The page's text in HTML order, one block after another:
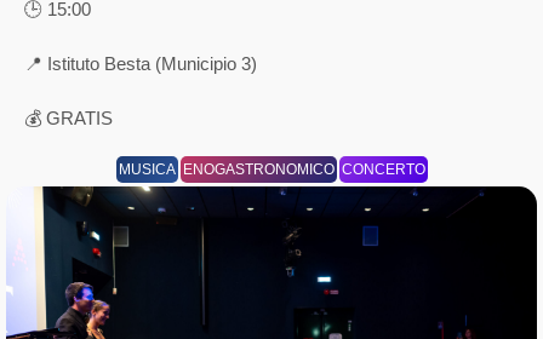
🕒 15:00
📍 Istituto Besta (Municipio 3)
💰 GRATIS
MUSICA ENOGASTRONOMICO CONCERTO